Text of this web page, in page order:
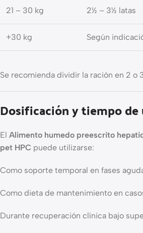
21 – 30 kg 2½ – 3½ latas
+30 kg Según
Se recomienda dividir la ración en 2 o
Dosificación y tiempo de
El Alimento humedo preescrito
pet HPC puede utilizarse:
Como soporte temporal en fases
Como dieta de mantenimiento en
Durante recuperación clínica bajo